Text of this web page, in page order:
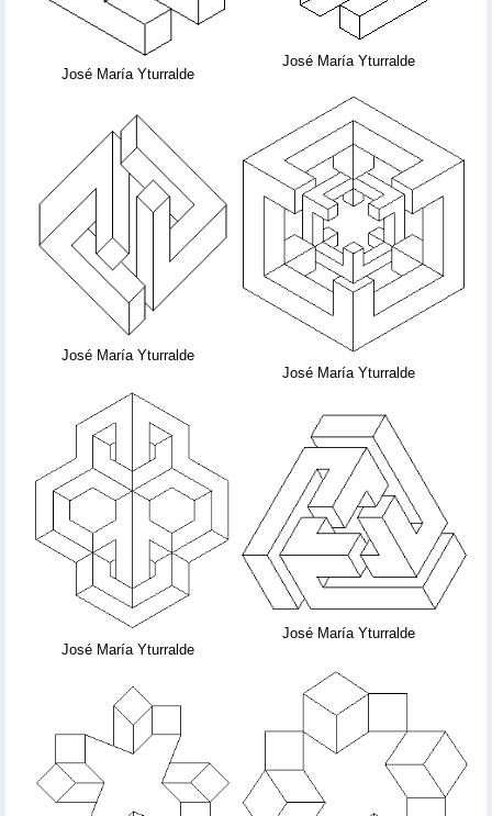
José María Yturralde
José María Yturralde
José María Yturralde
José María Yturralde
José María Yturralde
José María Yturralde